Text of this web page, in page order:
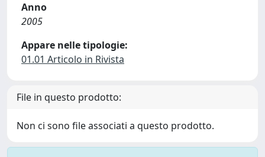
Anno
2005
Appare nelle tipologie:
01.01 Articolo in Rivista
File in questo prodotto:
Non ci sono file associati a questo prodotto.